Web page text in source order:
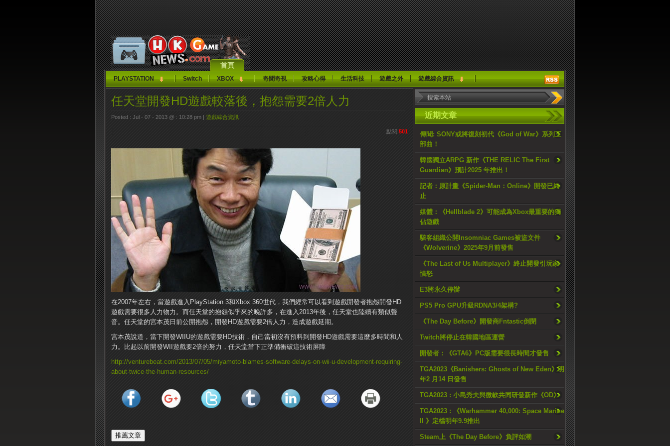
首頁
PLAYSTATION Switch XBOX 奇聞奇視 攻略心得 生活科技 遊戲之外 遊戲綜合資訊
近期文章
傳聞: SONY或將復刻初代《God of War》系列三
部曲！
韓國獨立ARPG 新作《THE RELIC The First
Guardian》預計2025 年推出！
記者：原計畫《Spider-Man：Online》開發已終
止
媒體：《Hellblade 2》可能成為Xbox最重要的獨
佔遊戲
駭客組織公開Insomniac Games被盜文件
《Wolverine》2025年9月前發售
《The Last of Us Multiplayer》終止開發引玩家
憤怒
E3將永久停辦
PS5 Pro GPU升級RDNA3/4架構?
《The Day Before》開發商Fntastic倒閉
Twitch將停止在韓國地區運營
開發者：《GTA6》PC版需要很長時間才發售
TGA2023《Banishers: Ghosts of New Eden》明
年2 月14 日發售
TGA2023 : 小島秀夫與微軟共同研發新作《OD》
TGA2023 : 《Warhammer 40,000: Space Marine
II 》定檔明年9.9推出
Steam上《The Day Before》負評如潮
任天堂開發HD遊戲較落後，抱怨需要2倍人力
Posted : Jul - 07 - 2013 @ : 10:28 pm | 遊戲綜合資訊
點閱 501
在2007年左右，當遊戲進入PlayStation 3和Xbox 360世代，我們經常可以看到遊戲開發者抱怨開發HD
遊戲需要很多人力物力。而任天堂的抱怨似乎來的晚許多，在進入2013年後，任天堂也陸續有類似聲
音。任天堂的宮本茂日前公開抱怨，開發HD遊戲需要2倍人力，造成遊戲延期。
宮本茂說道，當下開發WIIU的遊戲需要HD技術，自己當初沒有預料到開發HD遊戲需要這麼多時間和人
力。比起以前開發WII遊戲要2倍的努力，任天堂當下正準備衝破這技術屏障
http://venturebeat.com/2013/07/05/miyamoto-blames-software-delays-on-wii-u-development-requiring-
about-twice-the-human-resources/